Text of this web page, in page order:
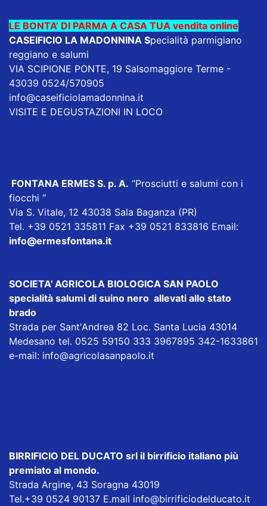
LE BONTA’ DI PARMA A CASA TUA vendita online
CASEIFICIO LA MADONNINA Specialità parmigiano
reggiano e salumi
VIA SCIPIONE PONTE, 19 Salsomaggiore Terme -
43039 0524/570905
info@caseificiolamadonnina.it
VISITE E DEGUSTAZIONI IN LOCO
FONTANA ERMES S. p. A. “Prosciutti e salumi con i
fiocchi “
Via S. Vitale, 12 43038 Sala Baganza (PR)
Tel. +39 0521 335811 Fax +39 0521 833816 Email:
info@ermesfontana.it
SOCIETA' AGRICOLA BIOLOGICA SAN PAOLO
specialità salumi di suino nero allevati allo stato
brado
Strada per Sant'Andrea 82 Loc. Santa Lucia 43014
Medesano tel. 0525 59150 333 3967895 342-1633861
e-mail: info@agricolasanpaolo.it
BIRRIFICIO DEL DUCATO srl il birrificio italiano più
premiato al mondo.
Strada Argine, 43 Soragna 43019
Tel.+39 0524 90137 E.mail info@birrificiodelducato.it